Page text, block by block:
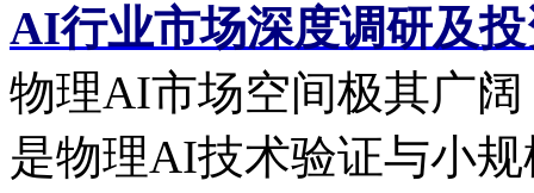
AI行业市场深度调研及
物理AI市场空间极其广
是物理AI技术验证与小